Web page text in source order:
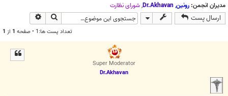
مدیران انجمن: رونین,
Dr.Akhavan
,شوراي نظارت
ارسال پست جستجو
تعداد پست ها:1 • صفحه 1 از 1
Super Moderator
Dr.Akhavan